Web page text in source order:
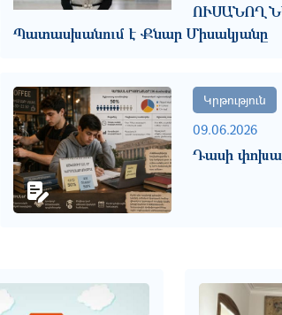
Պատասխանում է Քնար Միսակյանը
Կրթություն
09.06.2026
Դասի